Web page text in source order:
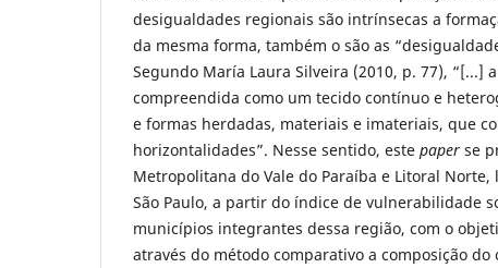
desigualdades regionais são intrínsecas a
da mesma forma, também o são as
Segundo María Laura Silveira (2010, p. 77), “[...]
compreendida como um tecido contínuo e
e formas herdadas, materiais e imateriais, que
horizontalidades”. Nesse sentido, este paper se
Metropolitana do Vale do Paraíba e Litoral Norte,
São Paulo, a partir do índice de vulnerabilidade
municípios integrantes dessa região, com o
através do método comparativo a composição